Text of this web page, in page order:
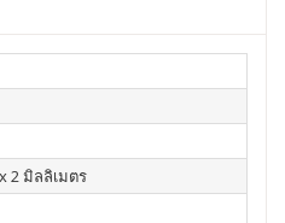
2 มิลลิเมตร